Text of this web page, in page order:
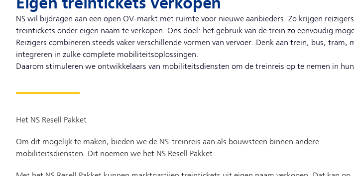
NS wil bijdragen aan een open OV-markt met ruimte voor nieuwe aanbieders. Zo krijgen
treintickets onder eigen naam te verkopen. Ons doel: het gebruik van de trein zo eenvoudig
Reizigers combineren steeds vaker verschillende vormen van vervoer. Denk aan trein, bus,
integreren in zulke complete mobiliteitsoplossingen.
Daarom stimuleren we ontwikkelaars van mobiliteitsdiensten om de treinreis op te nemen in